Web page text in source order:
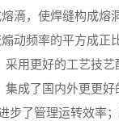
滴，使焊缝构成熔
动频率的平方成正
用更好的工艺技
成了国内外更更
步了管理运转效率